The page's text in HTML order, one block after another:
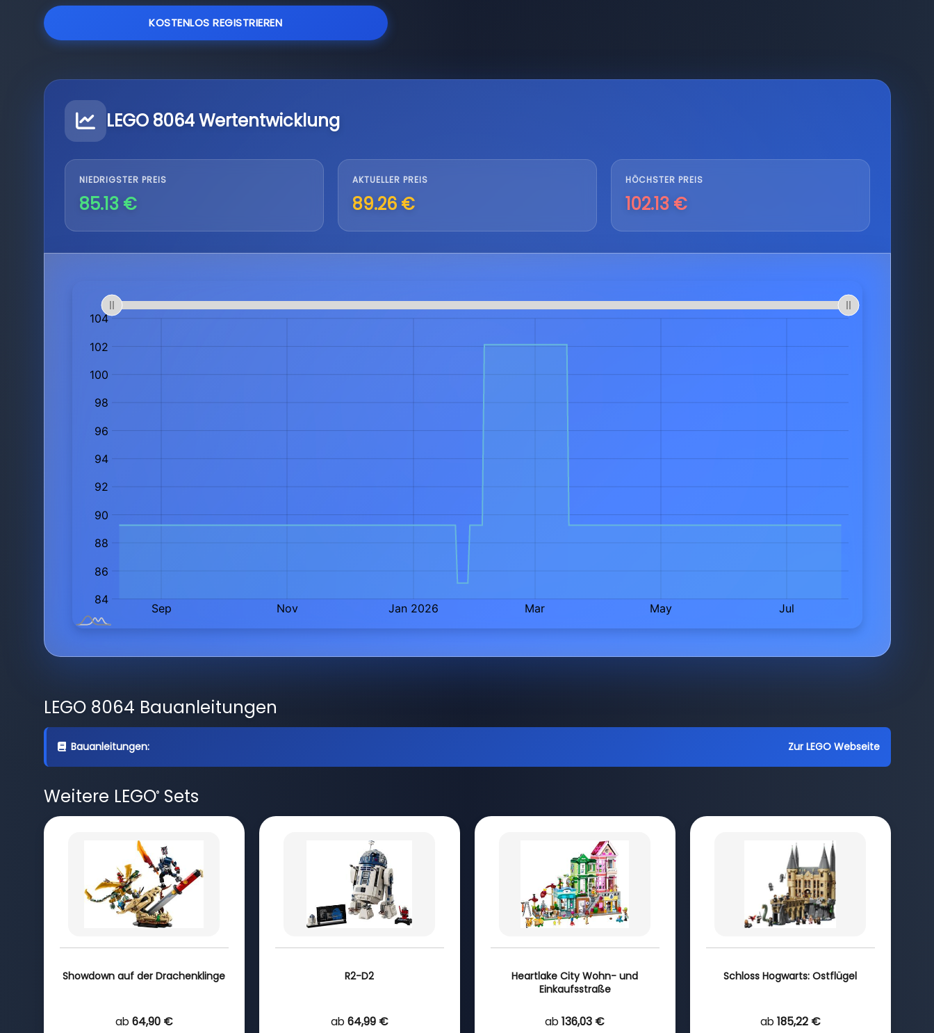
KOSTENLOS REGISTRIEREN
LEGO 8064 Wertentwicklung
NIEDRIGSTER PREIS
85.13 €
AKTUELLER PREIS
89.26 €
HÖCHSTER PREIS
102.13 €
LEGO 8064 Bauanleitungen
Bauanleitungen: Zur LEGO Webseite
Weitere LEGO®Sets
Showdown auf der Drachenklinge
ab 64,90 €
R2-D2
ab 64,99 €
Heartlake City Wohn- und
Einkaufsstraße
ab 136,03 €
Schloss Hogwarts: Ostflügel
ab 185,22 €